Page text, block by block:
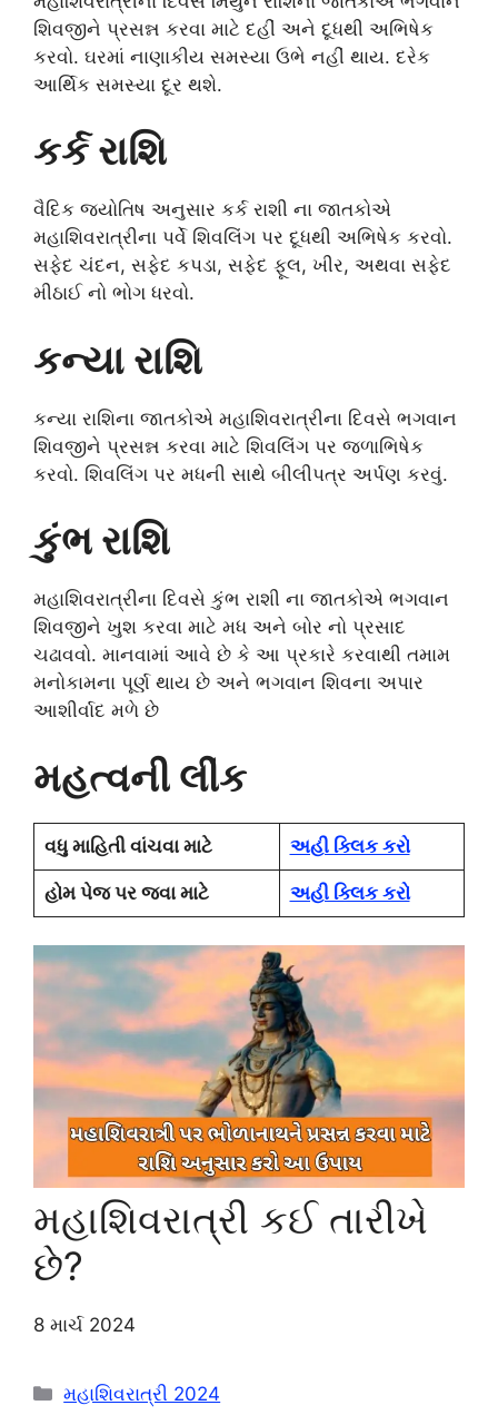
શિવજીને પ્રસન્ન કરવા માટે દહીં અને દૂધથી અભિષેક
કરવો. ઘરમાં નાણાકીય સમસ્યા ઉભે નહીં થાય. દરેક
આર્થિક સમસ્યા દૂર થશે.
કર્ક રાશિ
વૈદિક જ્યોતિષ અનુસાર કર્ક રાશી ના જાતકોએ
મહાશિવરાત્રીના પર્વે શિવલિંગ પર દૂધથી અભિષેક કરવો.
સફેદ ચંદન, સફેદ કપડા, સફેદ ફૂલ, ખીર, અથવા સફેદ
મીઠાઈ નો ભોગ ધરવો.
કન્યા રાશિ
કન્યા રાશિના જાતકોએ મહાશિવરાત્રીના દિવસે ભગવાન
શિવજીને પ્રસન્ન કરવા માટે શિવલિંગ પર જળાભિષેક
કરવો. શિવલિંગ પર મધની સાથે બીલીપત્ર અર્પણ કરવું.
કુંભ રાશિ
મહાશિવરાત્રીના દિવસે કુંભ રાશી ના જાતકોએ ભગવાન
શિવજીને ખુશ કરવા માટે મધ અને બોર નો પ્રસાદ
ચઢાવવો. માનવામાં આવે છે કે આ પ્રકારે કરવાથી તમામ
મનોકામના પૂર્ણ થાય છે અને ભગવાન શિવના અપાર
આશીર્વાદ મળે છે
મહત્વની લીંક
વધુ માહિતી વાંચવા માટે અહી ક્લિક કરો
હોમ પેજ પર જવા માટે અહી ક્લિક કરો
મહાશિવરાત્રી કઈ તારીખે
છે?
8 માર્ચ 2024
Categories
મહાશિવરાત્રી 2024